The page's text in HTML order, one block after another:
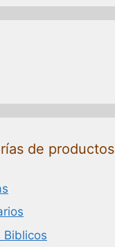
de productos
Biblicos